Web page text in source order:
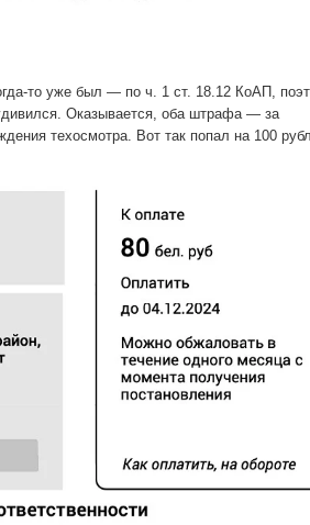
то уже был — по ч. 1 ст. 18.12 КоАП,
Оказывается, оба штрафа — за
техосмотра. Вот так попал на 100